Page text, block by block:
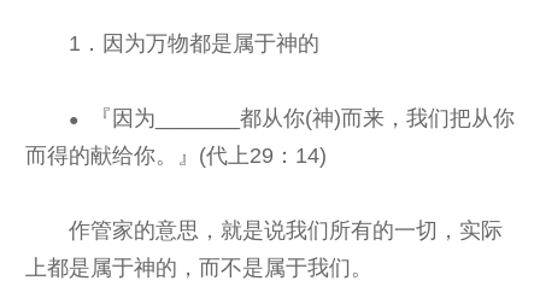
1．因为万物都是属于神的
●
『因为_______都从你(神)而来，我们把从你
而得的献给你。』(代上29：14)
作管家的意思，就是说我们所有的一切，实际
上都是属于神的，而不是属于我们。